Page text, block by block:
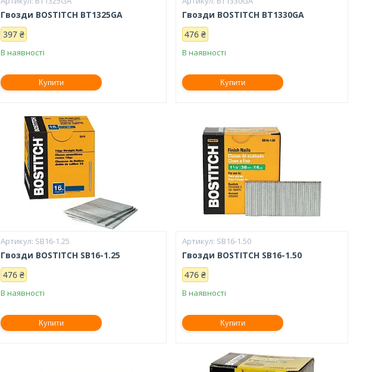
Гвозди BOSTITCH BT1325GA
397 ₴
В наявності
Купити
Гвозди BOSTITCH BT1330GA
476 ₴
В наявності
Купити
SB16-1.25
Гвозди BOSTITCH SB16-1.25
476 ₴
В наявності
Купити
SB16-1.50
Гвозди BOSTITCH SB16-1.50
476 ₴
В наявності
Купити